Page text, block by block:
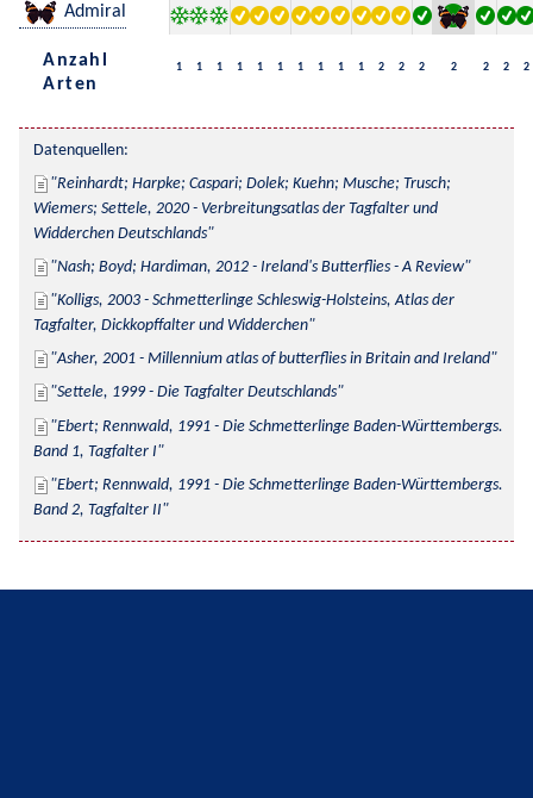
Admiral
Anzahl
Arten
1 1 1 1 1 1 1 1 1 1 2 2 2 2 2 2 2
Datenquellen:
Reinhardt; Harpke; Caspari; Dolek; Kuehn; Musche; Trusch;
Wiemers; Settele, 2020 - Verbreitungsatlas der Tagfalter und
Widderchen Deutschlands
Nash; Boyd; Hardiman, 2012 - Ireland's Butterflies - A Review
Kolligs, 2003 - Schmetterlinge Schleswig-Holsteins, Atlas der
Tagfalter, Dickkopffalter und Widderchen
Asher, 2001 - Millennium atlas of butterflies in Britain and Ireland
Settele, 1999 - Die Tagfalter Deutschlands
Ebert; Rennwald, 1991 - Die Schmetterlinge Baden-Württembergs.
Band 1, Tagfalter I
Ebert; Rennwald, 1991 - Die Schmetterlinge Baden-Württembergs.
Band 2, Tagfalter II